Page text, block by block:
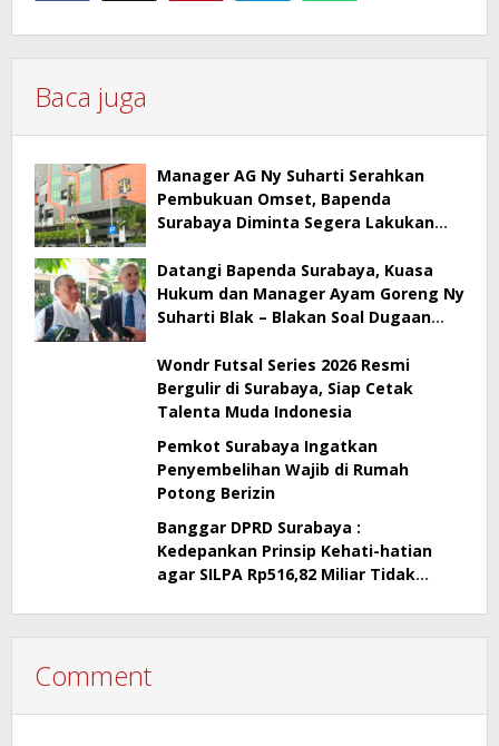
Baca juga
Manager AG Ny Suharti Serahkan
Pembukuan Omset, Bapenda
Surabaya Diminta Segera Lakukan
Datangi Bapenda Surabaya, Kuasa
Hukum dan Manager Ayam Goreng Ny
Suharti Blak – Blakan Soal Dugaan
Wondr Futsal Series 2026 Resmi
Bergulir di Surabaya, Siap Cetak
Talenta Muda Indonesia
Pemkot Surabaya Ingatkan
Penyembelihan Wajib di Rumah
Potong Berizin
Banggar DPRD Surabaya :
Kedepankan Prinsip Kehati-hatian
agar SILPA Rp516,82 Miliar Tidak
Comment